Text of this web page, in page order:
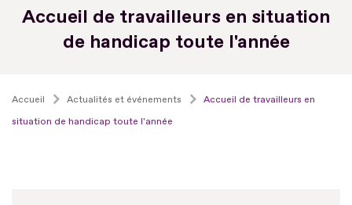
Accueil de travailleurs en situation
de handicap toute l'année
Accueil Actualités et événements
Accueil de travailleurs en
situation de handicap toute l'année